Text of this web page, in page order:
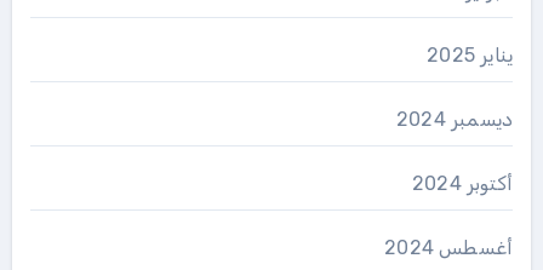
يناير 2025
ديسمبر 2024
أكتوبر 2024
أغسطس 2024